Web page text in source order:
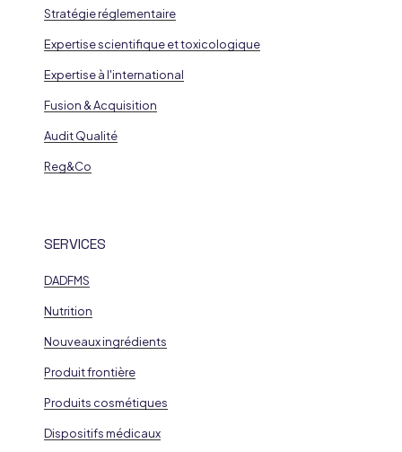
Stratégie réglementaire
Expertise scientifique et toxicologique
Expertise à l'international
Fusion & Acquisition
Audit Qualité
Reg&Co
SERVICES
DADFMS
Nutrition
Nouveaux ingrédients
Produit frontière
Produits cosmétiques
Dispositifs médicaux